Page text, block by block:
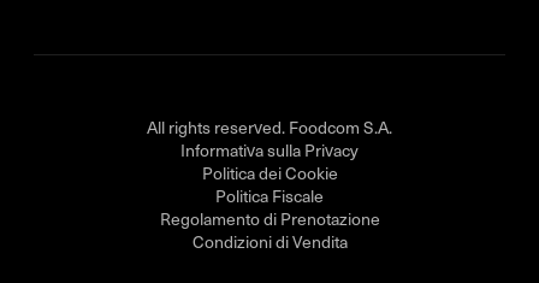
All rights reserved. Foodcom S.A.
Informativa sulla Privacy
Politica dei Cookie
Politica Fiscale
Regolamento di Prenotazione
Condizioni di Vendita